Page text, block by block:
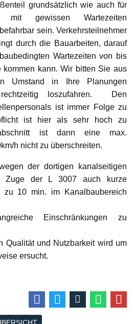
grundsätzlich wie auch für
mit gewissen Wartezeiten
sein. Verkehrsteilnehmer
durch die Bauarbeiten, darauf
Wartezeiten von bis
kann. Wir bitten Sie aus
Umstand in Ihre Planungen
loszufahren. Den
ist immer Folge zu
ist hier als sehr hoch zu
ist dann eine max.
h nicht zu überschreiten.
der dortigen kanalseitigen
Zuge der L 3007 auch kurze
zu 10 min. im Kanalbaubereich
Einschränkungen zu
Qualität und Nutzbarkeit wird um
ersucht.